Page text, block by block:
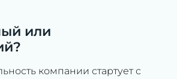
или
компании стартует с